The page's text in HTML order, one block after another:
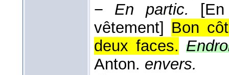
− En partic.
vêtement] Bon
deux faces.
Anton. envers.